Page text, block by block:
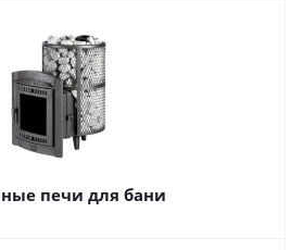
печи для бани